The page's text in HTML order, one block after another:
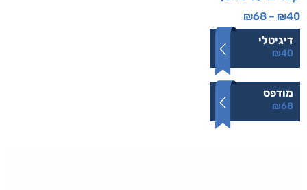
₪40
–
₪68
דיגיטלי
₪40
מודפס
₪68